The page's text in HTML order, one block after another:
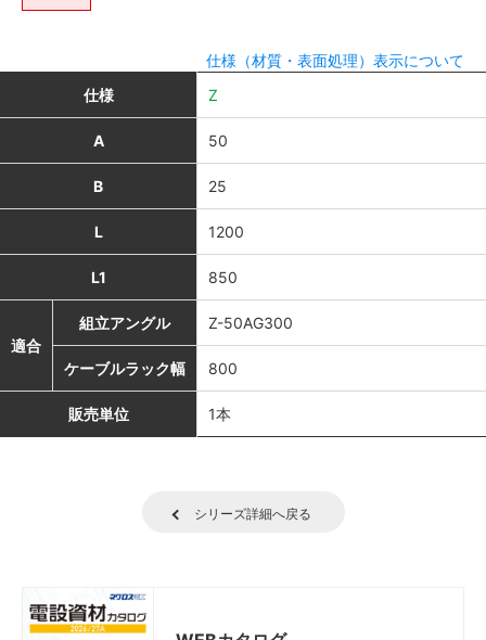
仕様（材質・表面処理）表示について
仕様
Z
A 50
B 25
L 1200
L1 850
適合
組立アングル Z-50AG300
ケーブルラック幅 800
販売単位 1本
シリーズ詳細へ戻る